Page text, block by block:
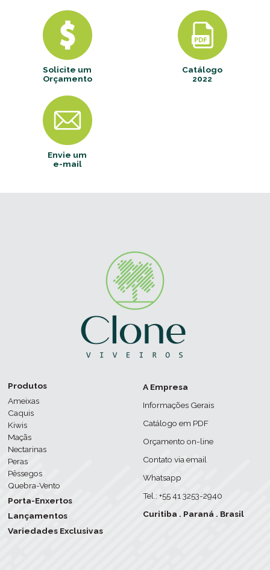
Solicite um
Orçamento
Catálogo
2022
Envie um
e-mail
Produtos
Ameixas
Caquis
Kiwis
Maçãs
Nectarinas
Peras
Pêssegos
Quebra-Vento
Porta-Enxertos
Lançamentos
Variedades Exclusivas
A Empresa
Informações Gerais
Catálogo em PDF
Orçamento on-line
Contato via email
Whatsapp
Tel.: +55 41 3253-2940
Curitiba . Paraná . Brasil